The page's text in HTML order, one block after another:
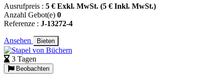
Ausrufpreis : 5 € Exkl. MwSt. (5 € Inkl. MwSt.)
Anzahl Gebot(e) 0
Referenze : J-13272-4
Ansehen Bieten
3 Tagen
Beobachten